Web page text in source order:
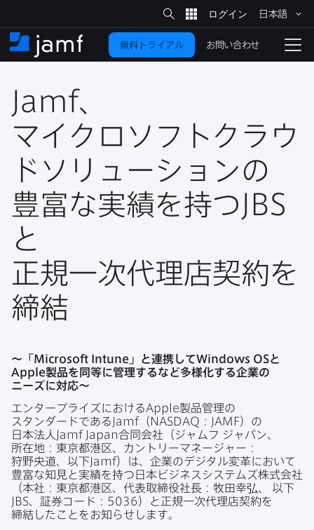
イ
ン
コ
ン
に
サ
イ
ト
検
索
日本語
ホ
ー
ナ
ン
無料トライアル お問い合わせ
Jamf、​
マイクロソフトクラウ
ドソリューションの​
豊富な​実績を​持つ JBS
と
正規一次代理店契約を​
締結
～「 Microsoft Intune 」と​連携してWindows OSと
Apple製品を​同等に​管理するなど​多様化する​企業の​
ニーズに​対応～
エンタープライズに​おけるApple製品管理の​
スタンダードである Jamf（NASDAQ ： JAMF）の​
日本法人 Jamf Japan合同会社​（ジャムフ ジャパン、​
所在地：東京都港区、​カントリーマネージ​ャー：
狩野央道、​以下Jamf）は、​企業の​デジタル変革に​おいて​
豊富な​知見と​実績を​持つ​日本ビジネスシステムズ株式会社​
（本社：東京都港区、​代表取締役社長：牧田幸弘、
以下
JBS、​証券コード： 5036）と​正規一次代理店契約を​
締結した​ことを​お知らせします。